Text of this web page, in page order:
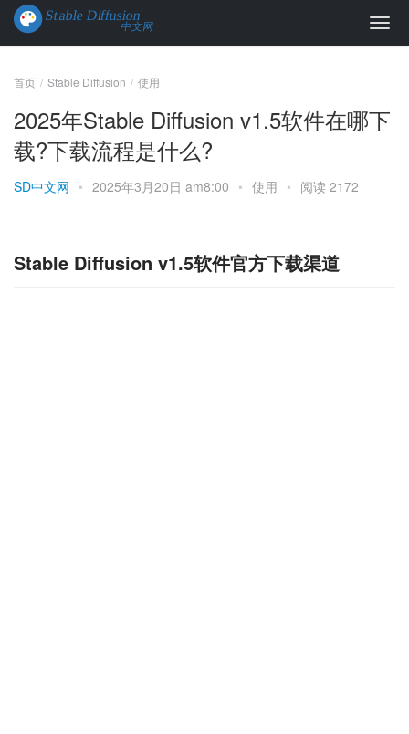
首页 Stable Diffusion 使用
2025年Stable Diffusion v1.5软件在哪下
载?下载流程是什么?
SD中文网 • 2025年3月20日 am8:00 • 使用 • 阅读 2172
Stable Diffusion v1.5软件官方下载渠道